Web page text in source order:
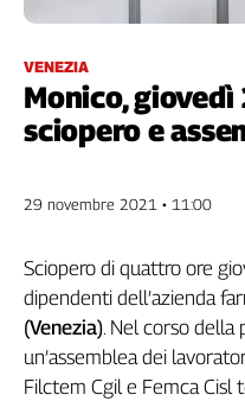
Internazionale
Categorie
Filcams
Fillea
Fiom
Fisac
Flai
Flc
Fp
VENEZIA
Monico,
sciopero e
29 novembre 2021 • 11:00
Sciopero di quattro ore
dipendenti dell’azienda
(Venezia). Nel corso della
un’assemblea dei
Filctem Cgil e Femca